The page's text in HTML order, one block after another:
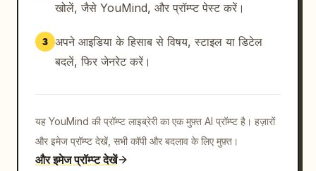
खोलें, जैसे YouMind, और प्रॉम्प्ट पेस्ट करें।
3 अपने आइडिया के हिसाब से विषय, स्टाइल या डिटेल
बदलें, फिर जेनरेट करें।
यह YouMind की प्रॉम्प्ट लाइब्रेरी का एक मुफ़्त AI प्रॉम्प्ट है। हज़ारों
और इमेज प्रॉम्प्ट देखें, सभी कॉपी और बदलाव के लिए मुफ़्त।
और इमेज प्रॉम्प्ट देखें